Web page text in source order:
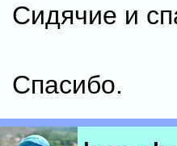
Сидячие и
Спасибо.